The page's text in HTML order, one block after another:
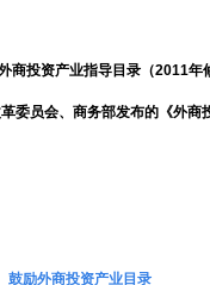
外商投资产业指导目录（2011年
委员会、商务部发布的《外商
鼓励外商投资产业目录